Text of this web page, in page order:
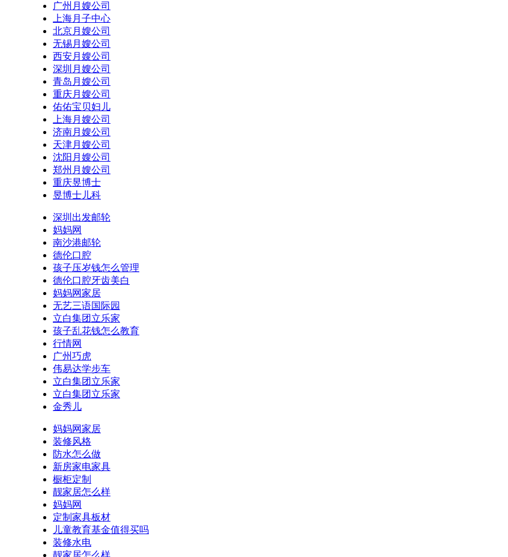
广州月嫂公司
上海月子中心
北京月嫂公司
无锡月嫂公司
西安月嫂公司
深圳月嫂公司
青岛月嫂公司
重庆月嫂公司
佑佑宝贝妇儿
上海月嫂公司
济南月嫂公司
天津月嫂公司
沈阳月嫂公司
郑州月嫂公司
重庆昱博士
昱博士儿科
深圳出发邮轮
妈妈网
南沙港邮轮
德伦口腔
孩子压岁钱怎么管理
德伦口腔牙齿美白
妈妈网家居
无艺三语国际园
立白集团立乐家
孩子乱花钱怎么教育
行情网
广州巧虎
伟易达学步车
立白集团立乐家
立白集团立乐家
金秀儿
妈妈网家居
装修风格
防水怎么做
新房家电家具
橱柜定制
靓家居怎么样
妈妈网
定制家具板材
儿童教育基金值得买吗
装修水电
靓家居怎么样